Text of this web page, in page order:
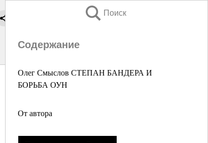
Поиск
Содержание
Олег Смыслов СТЕПАН БАНДЕРА И
БОРЬБА ОУН
От автора